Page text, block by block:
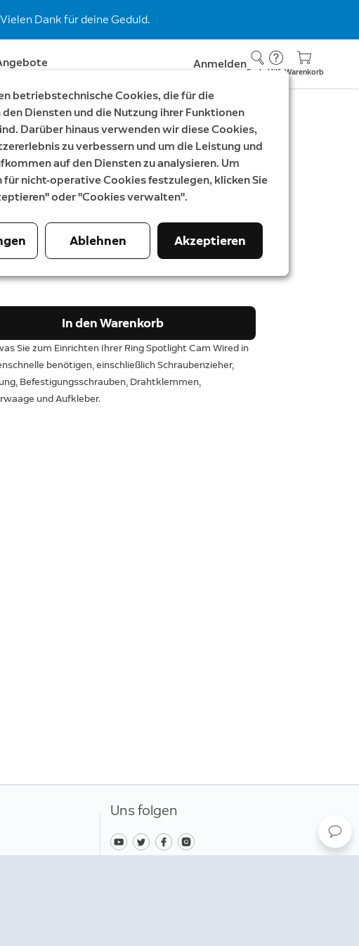
Dank für deine Geduld.
Anmelden
Suche Hilfe Warenkorb
Cam Wired
€
In den Warenkorb
Sie zum Einrichten Ihrer Ring Spotlight Cam Wired in
benötigen, einschließlich Schraubenzieher,
Befestigungsschrauben, Drahtklemmen,
und Aufkleber.
Uns folgen
betriebstechnische Cookies, die für die
Diensten und die Nutzung ihrer Funktionen
Darüber hinaus verwenden wir diese Cookies,
zu verbessern und um die Leistung und
auf den Diensten zu analysieren. Um
für nicht-operative Cookies festzulegen, klicken Sie
oder "Cookies verwalten".
Ablehnen Akzeptieren